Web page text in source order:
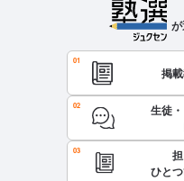
掲
生徒
ひと